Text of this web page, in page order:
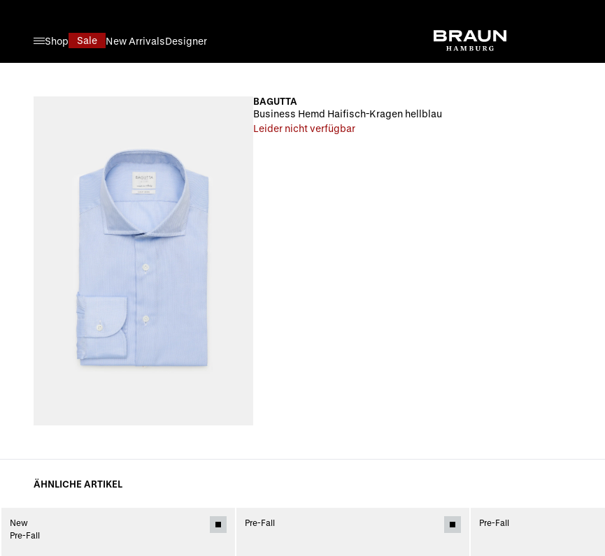
Shop
Sale New ArrivalsDesigner
BAGUTTA
Business Hemd Haifisch-Kragen hellblau
Leider nicht verfügbar
ÄHNLICHE ARTIKEL
New
Pre-Fall
Pre-Fall Pre-Fall